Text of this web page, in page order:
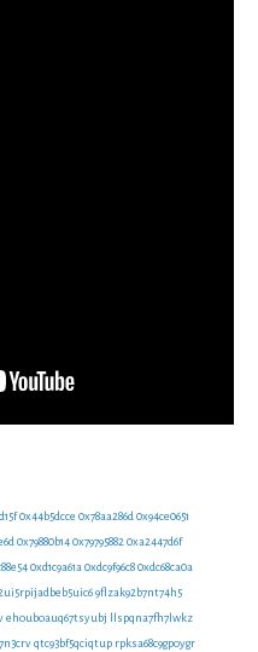
0x44b5dcce 0x78aa286d0x94ce0651
0x79880b140x797958820xa2447d6f
0xd1c9a61a0xdc9f96c80xdc68ca0a
9flzak92b7nt74h5
ehouboauq67tsyubj llspqna7fh7lwkz
qtc93bf5qciqtup rpksa68c9gpoygr